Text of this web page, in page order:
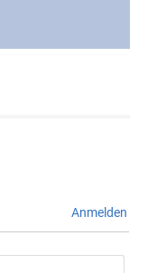
Anmelden